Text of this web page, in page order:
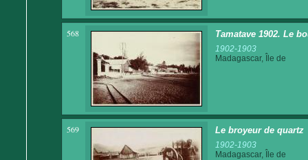
568 Tamatave 1902. Le
1902-1903
Madagascar, Île de
569 Le broyeur de quartz
1902-1903
Madagascar, Île de